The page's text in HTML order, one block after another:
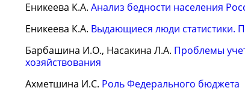
Еникеева К.А. Анализ бедности населения
Еникеева К.А. Выдающиеся люди статистики.
Барбашина И.О., Насакина Л.А. Проблемы
хозяйствования
Ахметшина И.С. Роль Федерального бюджета